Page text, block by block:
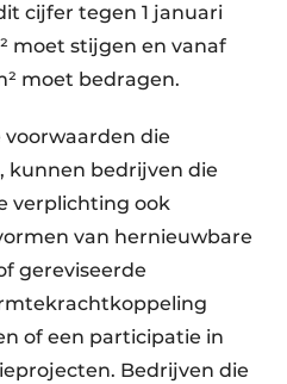
cijfer tegen 1 januari
moet stijgen en vanaf
moet bedragen.
die
kunnen bedrijven die
verplichting ook
van hernieuwbare
gereviseerde
of een participatie in
Bedrijven die